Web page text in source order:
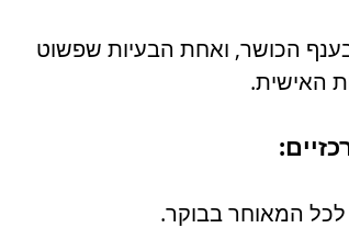
בענף הכושר, ואחת הבעיות שפשוט
האישית.